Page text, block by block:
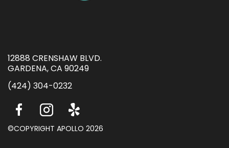
12888 CRENSHAW BLVD.
GARDENA, CA 90249
(424) 304-0232
©COPYRIGHT APOLLO 2026